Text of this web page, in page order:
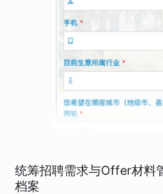
统筹招聘需求与Offer材料
档案